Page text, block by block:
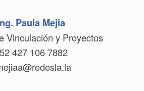
Paula Mejia
Vinculación y Proyectos
427 106 7882